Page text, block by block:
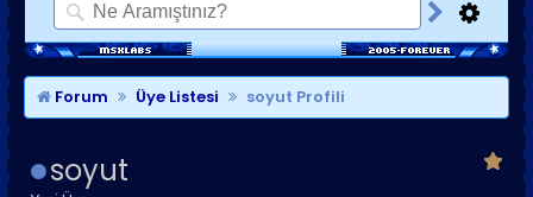
GÜNLÜKLER
SON MESAJLAR
KISAYOLLAR
Forum Üye Listesi soyut Profili
soyut